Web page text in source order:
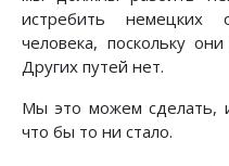
истребить немецких
человека, поскольку
Других путей нет.
Мы это можем сделать,
что бы то ни стало.